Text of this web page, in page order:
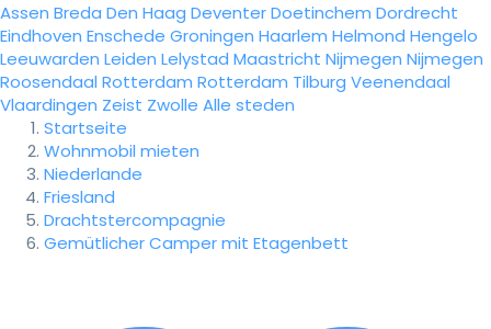
Assen Breda Den Haag DeventerDoetinchem Dordrecht
Eindhoven Enschede Groningen Haarlem Helmond Hengelo
Leeuwarden Leiden Lelystad Maastricht Nijmegen Nijmegen
Roosendaal Rotterdam Rotterdam Tilburg Veenendaal
Vlaardingen Zeist Zwolle Alle steden
Startseite
Wohnmobil mieten
Niederlande
Friesland
Drachtstercompagnie
Gemütlicher Camper mit Etagenbett